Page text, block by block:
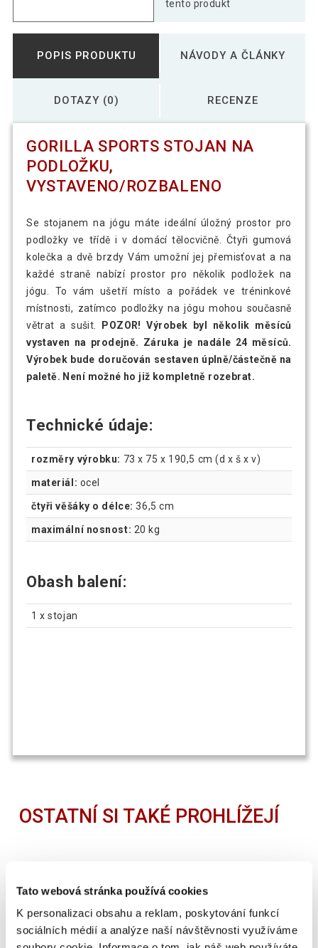
Tato webová stránka používá cookies
K personalizaci obsahu a reklam, poskytování funkcí
sociálních médií a analýze naší návštěvnosti využíváme
tento produkt
POPIS PRODUKTU NÁVODY A ČLÁNKY
DOTAZY (0) RECENZE
GORILLA SPORTS STOJAN NA
PODLOŽKU,
VYSTAVENO/ROZBALENO
Se stojanem na jógu máte ideální úložný prostor pro
podložky ve třídě i v domácí tělocvičně. Čtyři gumová
kolečka a dvě brzdy Vám umožní jej přemisťovat a na
každé straně nabízí prostor pro několik podložek na
jógu. To vám ušetří místo a pořádek ve tréninkové
místnosti, zatímco podložky na jógu mohou současně
větrat a sušit.
POZOR! Výrobek byl několik měsíců
vystaven na prodejně. Záruka je nadále 24 měsíců.
Výrobek bude doručován sestaven úplně/částečně na
paletě. Není možné ho již kompletně rozebrat.
Technické údaje:
rozměry výrobku: 73 x 75 x 190,5 cm (d x š x v)
materiál: ocel
čtyři věšáky o délce: 36,5 cm
maximální nosnost: 20 kg
Obash balení:
1 x stojan
OSTATNÍ SI TAKÉ PROHLÍŽEJÍ